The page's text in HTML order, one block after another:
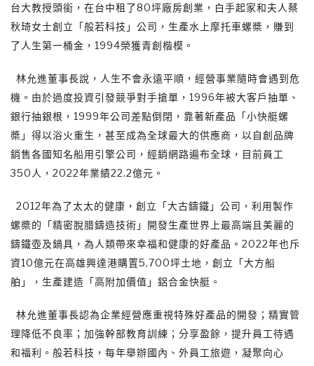
台大教授頭銜，在台中租了80坪廠房創業，白手起家和夫人蔡
秋琦女士創立「般若科技」公司，生產水上摩托車螺槳，賺到
了人生第一桶金，1994榮獲青創楷模。
林允進董事長說，人生不會永遠平順，經營事業隨時會遇到危
機。由於過度投資引發競爭對手搶單，1996年被大客戶抽單、
銀行抽銀根，1999年公司差點倒閉，靠著新產品「小快艇螺
槳」得以浴火重生，甚至成為全球最大的供應商，以自創品牌
銷售各國知名船用引擎公司，經銷網路遍布全球，目前員工
350人，2022年業績22.2億元。
2012年為了太太的健康，創立「大古鑄鐵」公司，利用製作
螺槳的「精密脫腊鑄造技術」開發生產世界上最高端且美麗的
鑄鐵壺及鍋具，為人類帶來幸福和健康的好產品。2022年也斥
資10億元在高雄興達港購置5,700坪土地，創立「大方船
舶」，生產建造「高附加價值」鋁合金快艇。
林允進董事長認為企業經營應重視特殊好產品的開發；精實管
理降低不良率；加強幹部教育訓練；分享盈餘，提升員工待遇
和福利。般若科技，每年舉辦國內、外員工旅遊，凝聚向心